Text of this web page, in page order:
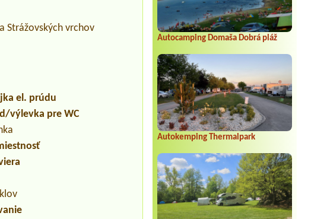
Autocamping Domaša Dobrá pláž
Autokemping Thermalpark
Strážovských vrchov
el. prúdu
výlevka pre WC